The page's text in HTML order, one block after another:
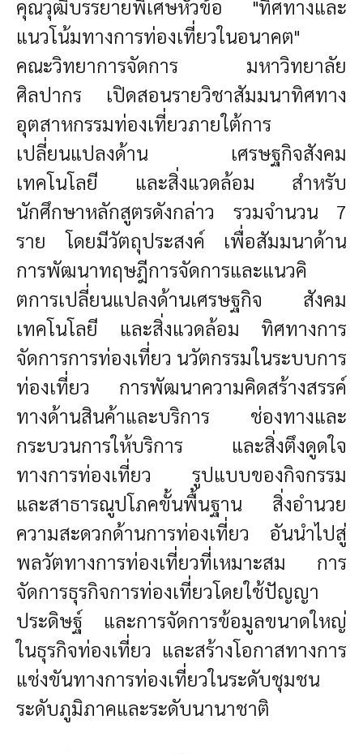
คุณวุฒิบรรยายพิเศษหัวข้อ "ทิศทางและ
แนวโน้มทางการท่องเที่ยวในอนาคต"
คณะวิทยาการจัดการ มหาวิทยาลัย
ศิลปากร เปิดสอนรายวิชาสัมมนาทิศทาง
อุตสาหกรรมท่องเที่ยวภายใต้การ
เปลี่ยนแปลงด้าน เศรษฐกิจสังคม
เทคโนโลยี และสิ่งแวดล้อม สำหรับ
นักศึกษาหลักสูตรดังกล่าว รวมจำนวน 7
ราย โดยมีวัตถุประสงค์ เพื่อสัมมนาด้าน
การพัฒนาทฤษฎีการจัดการและแนวคิ
ตการเปลี่ยนแปลงด้านเศรษฐกิจ สังคม
เทคโนโลยี และสิ่งแวดล้อม ทิศทางการ
จัดการการท่องเที่ยว นวัตกรรมในระบบการ
ท่องเที่ยว การพัฒนาความคิดสร้างสรรค์
ทางด้านสินค้าและบริการ ช่องทางและ
กระบวนการให้บริการ และสิ่งตึงดูดใจ
ทางการท่องเที่ยว รูปแบบของกิจกรรม
และสาธารณูปโภคขั้นพื้นฐาน สิ่งอำนวย
ความสะดวกด้านการท่องเที่ยว อันนำไปสู่
พลวัตทางการท่องเที่ยวที่เหมาะสม การ
จัดการธุรกิจการท่องเที่ยวโดยใช้ปัญญา
ประดิษฐ์ และการจัดการข้อมูลขนาดใหญ่
ในธุรกิจท่องเที่ยว และสร้างโอกาสทางการ
แช่งขันทางการท่องเที่ยวในระดับชุมชน
ระดับภูมิภาคและระดับนานาชาติ